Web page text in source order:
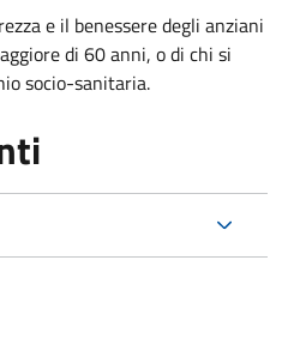
e il benessere degli anziani
di 60 anni, o di chi si
socio-sanitaria.